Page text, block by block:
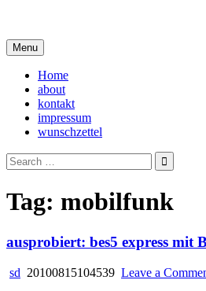
content
Menu
Home
about
kontakt
impressum
wunschzettel
Search
for:
Tag: mobilfunk
ausprobiert: bes5 express mit
sd 20100815104539 Leave a